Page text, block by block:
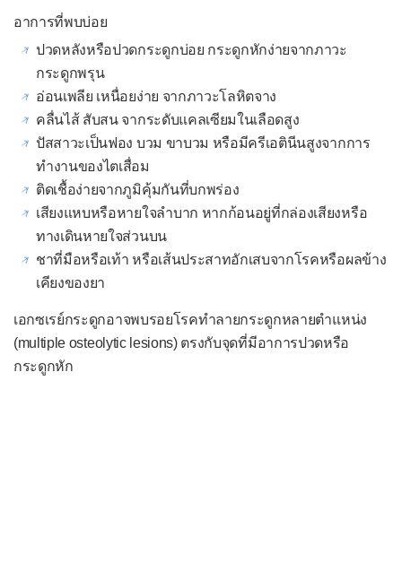
เนื้องอกไม่ร้ายที่อัณฑะ
มะเร็งอัณฑะ
เนื้องอกที่ต่อมลูกหมาก
เนื้องอกที่องคชาต
ระบบประสาท
เนื้องอกที่สมอง
เนื้องอกเยื่อหุ้มสมอง
เนื้องอกต่อมใต้สมอง
เนื้องอกต่อมไพเนียล
เนื้องอกที่ไขสันหลัง
เนื้องอกที่เส้นประสาท
อาการที่พบบ่อย
ปวดหลังหรือปวดกระดูกบ่อย กระดูกหักง่ายจากภาวะ
กระดูกพรุน
อ่อนเพลีย เหนื่อยง่าย จากภาวะโลหิตจาง
คลื่นไส้ สับสน จากระดับแคลเซียมในเลือดสูง
ปัสสาวะเป็นฟอง บวม ขาบวม หรือมีครีเอตินีนสูงจากการ
ทำงานของไตเสื่อม
ติดเชื้อง่ายจากภูมิคุ้มกันที่บกพร่อง
เสียงแหบหรือหายใจลำบาก หากก้อนอยู่ที่กล่องเสียงหรือ
ทางเดินหายใจส่วนบน
ชาที่มือหรือเท้า หรือเส้นประสาทอักเสบจากโรคหรือผลข้าง
เคียงของยา
เอกซเรย์กระดูกอาจพบรอยโรคทำลายกระดูกหลายตำแหน่ง
(multiple osteolytic lesions) ตรงกับจุดที่มีอาการปวดหรือ
กระดูกหัก